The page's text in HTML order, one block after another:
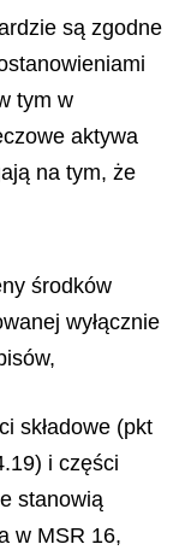
są zgodne
tym w
aktywa
na tym, że
środków
wyłącznie
składowe (pkt
i części
stanowią
w MSR 16,